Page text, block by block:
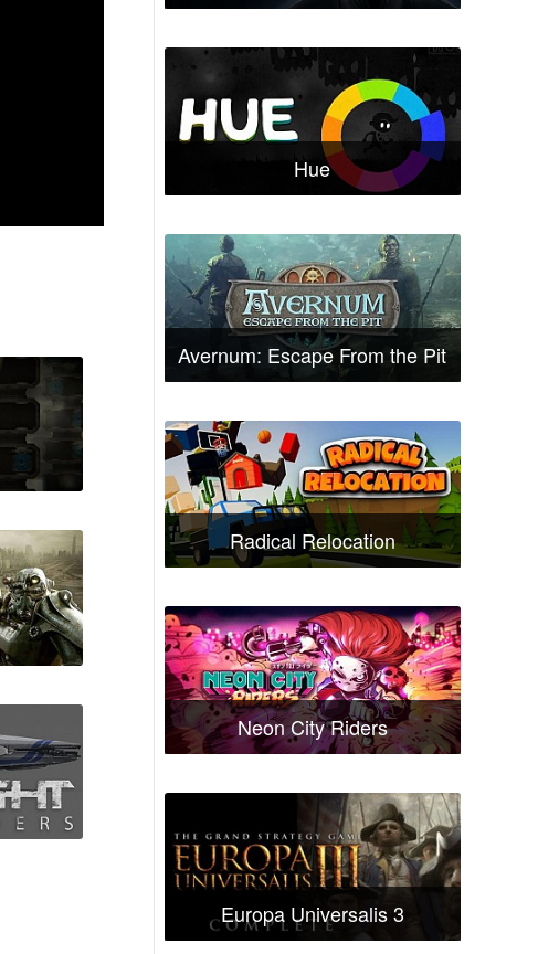
Hue
Avernum: Escape From the Pit
Radical Relocation
Neon City Riders
Europa Universalis 3